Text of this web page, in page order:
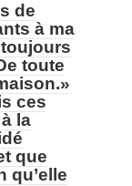
de
à ma
toute
ces
la
que
qu’elle